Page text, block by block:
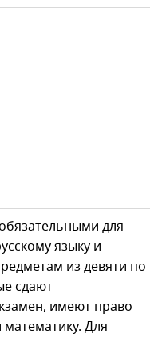
для
языку и
из девяти по
сдают
имеют право
математику. Для